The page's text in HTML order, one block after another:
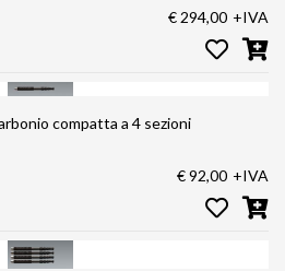
€ 294,00 +IVA
compatta a 4 sezioni
€ 92,00 +IVA